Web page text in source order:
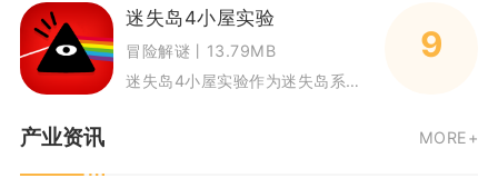
迷失岛4小屋实验
冒险解谜丨13.79MB
迷失岛4小屋实验作为迷失岛系列正统续作，采用点击式单机解谜模式。故事围绕海边小屋神秘实验展开，玩家穿梭多个场景搜寻线索，
9
产业资讯 MORE+